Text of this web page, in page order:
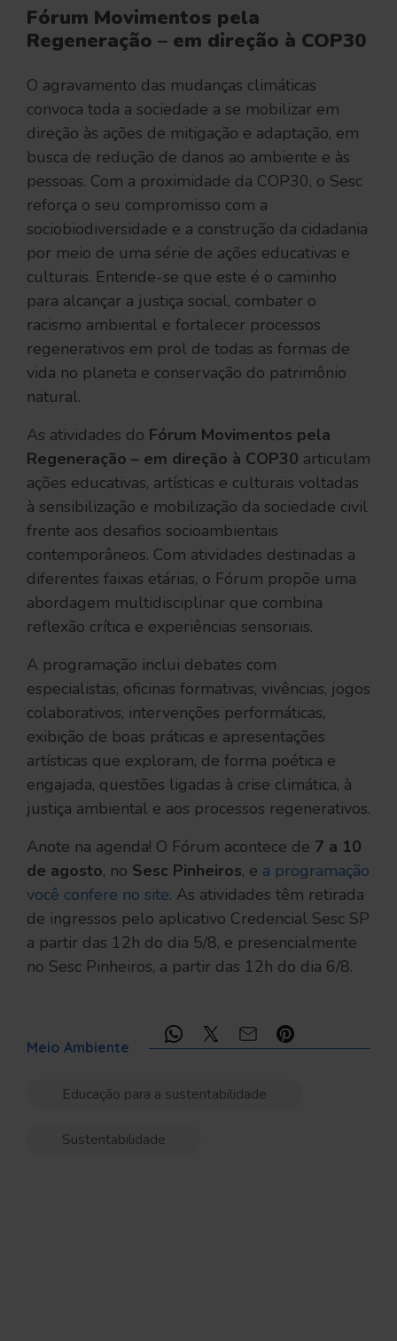
Fórum Movimentos pela
Regeneração – em direção à COP30
O agravamento das mudanças climáticas
convoca toda a sociedade a se mobilizar em
direção às ações de mitigação e adaptação, em
busca de redução de danos ao ambiente e às
pessoas. Com a proximidade da COP30, o Sesc
reforça o seu compromisso com a
sociobiodiversidade e a construção da cidadania
por meio de uma série de ações educativas e
culturais. Entende-se que este é o caminho
para alcançar a justiça social, combater o
racismo ambiental e fortalecer processos
regenerativos em prol de todas as formas de
vida no planeta e conservação do patrimônio
natural.
As atividades do Fórum Movimentos pela
Regeneração – em direção à COP30 articulam
ações educativas, artísticas e culturais voltadas
à sensibilização e mobilização da sociedade civil
frente aos desafios socioambientais
contemporâneos. Com atividades destinadas a
diferentes faixas etárias, o Fórum propõe uma
abordagem multidisciplinar que combina
reflexão crítica e experiências sensoriais.
A programação inclui debates com
especialistas, oficinas formativas, vivências, jogos
colaborativos, intervenções performáticas,
exibição de boas práticas e apresentações
artísticas que exploram, de forma poética e
engajada, questões ligadas à crise climática, à
justiça ambiental e aos processos regenerativos.
Anote na agenda! O Fórum acontece de 7 a 10
de agosto, no Sesc Pinheiros, e a programação
você confere no site. As atividades têm retirada
de ingressos pelo aplicativo Credencial Sesc SP
a partir das 12h do dia 5/8, e presencialmente
no Sesc Pinheiros, a partir das 12h do dia 6/8.
Meio Ambiente
Educação para a sustentabilidade
Sustentabilidade